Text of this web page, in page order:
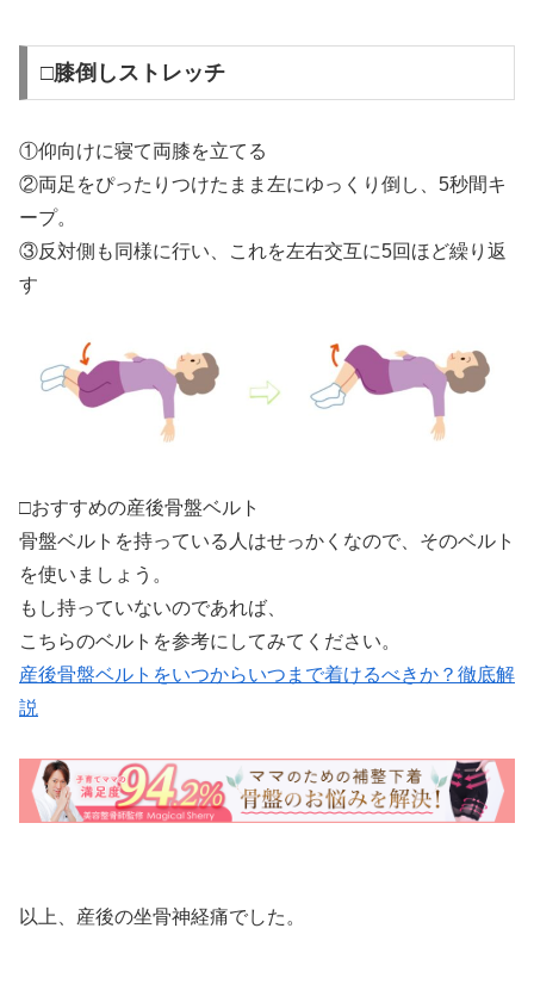
□膝倒しストレッチ
①仰向けに寝て両膝を立てる
②両足をぴったりつけたまま左にゆっくり倒し、5秒間キ
ープ。
③反対側も同様に行い、これを左右交互に5回ほど繰り返
す
□おすすめの産後骨盤ベルト
骨盤ベルトを持っている人はせっかくなので、そのベルト
を使いましょう。
もし持っていないのであれば、
こちらのベルトを参考にしてみてください。
産後骨盤ベルトをいつからいつまで着けるべきか？徹底解
説
以上、産後の坐骨神経痛でした。